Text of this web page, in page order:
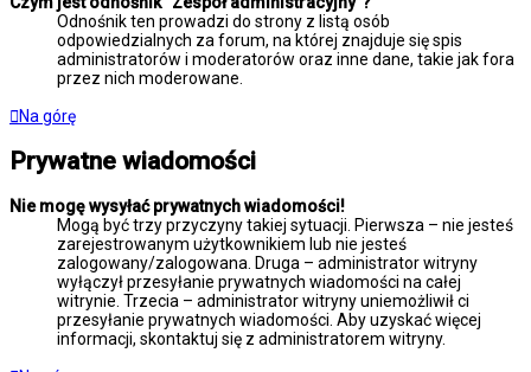
Odnośnik ten prowadzi do strony z listą osób
odpowiedzialnych za forum, na której znajduje się spis
administratorów i moderatorów oraz inne dane, takie jak fora
przez nich moderowane.
Na górę
Prywatne wiadomości
Nie mogę wysyłać prywatnych wiadomości!
Mogą być trzy przyczyny takiej sytuacji. Pierwsza – nie jesteś
zarejestrowanym użytkownikiem lub nie jesteś
zalogowany/zalogowana. Druga – administrator witryny
wyłączył przesyłanie prywatnych wiadomości na całej
witrynie. Trzecia – administrator witryny uniemożliwił ci
przesyłanie prywatnych wiadomości. Aby uzyskać więcej
informacji, skontaktuj się z administratorem witryny.